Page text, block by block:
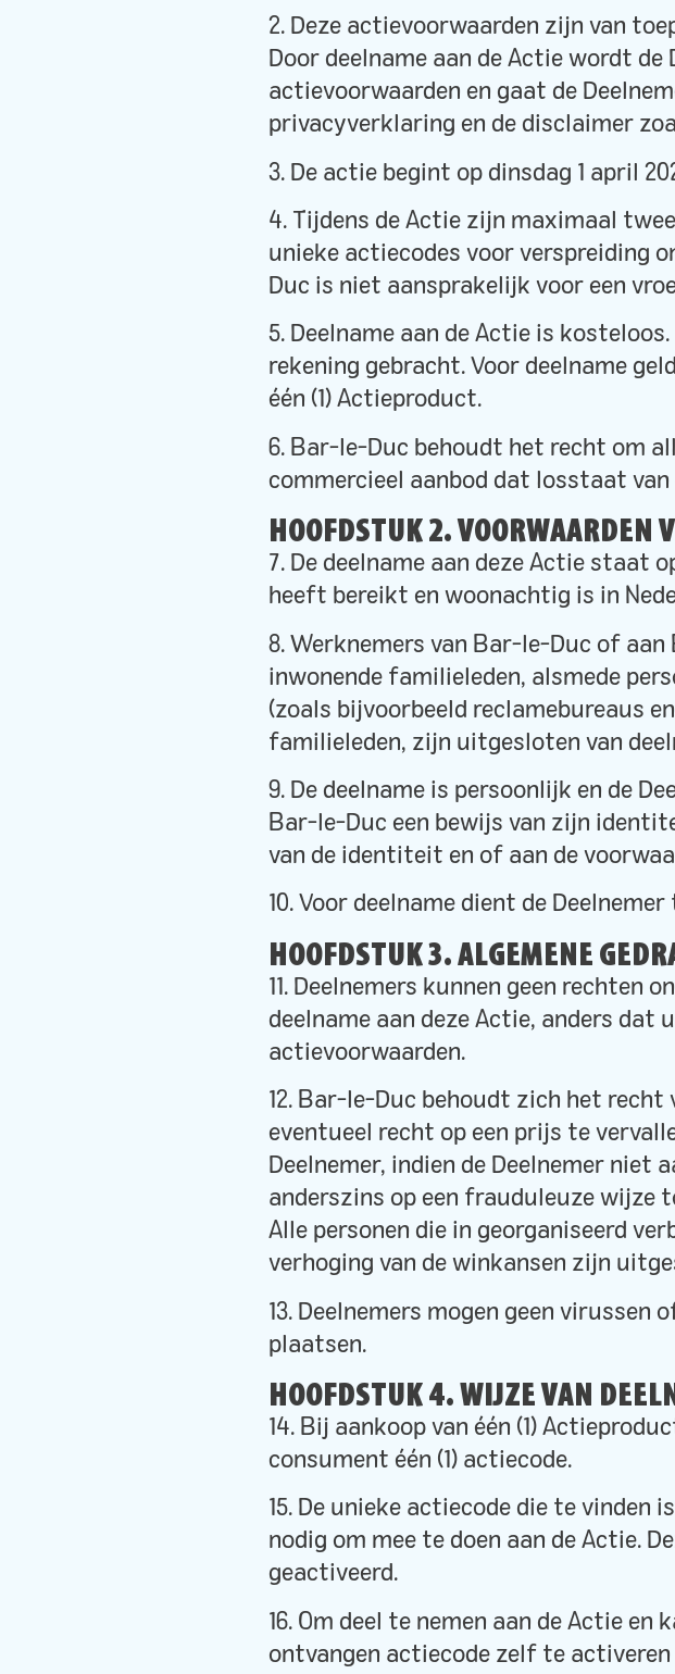
2. Deze actievoorwaarden zijn van
Door deelname aan de Actie wordt
actievoorwaarden en gaat de
privacyverklaring en de disclaimer
3. De actie begint op dinsdag 1 april
4. Tijdens de Actie zijn maximaal
unieke actiecodes voor verspreiding
Duc is niet aansprakelijk voor een
5. Deelname aan de Actie is
rekening gebracht. Voor deelname
één (1) Actieproduct.
6. Bar-le-Duc behoudt het recht om
commercieel aanbod dat losstaat van
HOOFDSTUK 2. VOORWAARDEN
7. De deelname aan deze Actie staat
heeft bereikt en woonachtig is in
8. Werknemers van Bar-le-Duc of
inwonende familieleden, alsmede
(zoals bijvoorbeeld reclamebureaus
familieleden, zijn uitgesloten van
9. De deelname is persoonlijk en de
Bar-le-Duc een bewijs van zijn
van de identiteit en of aan de
10. Voor deelname dient de
HOOFDSTUK 3. ALGEMENE
11. Deelnemers kunnen geen rechten
deelname aan deze Actie, anders
actievoorwaarden.
12. Bar-le-Duc behoudt zich het recht
eventueel recht op een prijs te
Deelnemer, indien de Deelnemer niet
anderszins op een frauduleuze wijze
Alle personen die in georganiseerd
verhoging van de winkansen zijn
13. Deelnemers mogen geen
plaatsen.
HOOFDSTUK 4. WIJZE VAN
14. Bij aankoop van één (1)
consument één (1) actiecode.
15. De unieke actiecode die te vinden
nodig om mee te doen aan de Actie.
geactiveerd.
16. Om deel te nemen aan de Actie
ontvangen actiecode zelf te